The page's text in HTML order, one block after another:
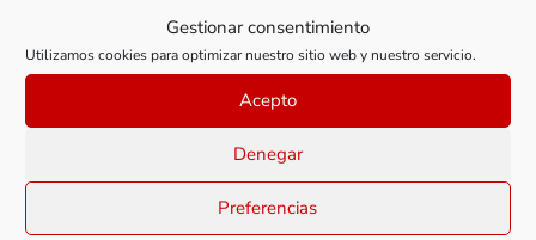
Gestionar consentimiento
Utilizamos cookies para optimizar nuestro sitio web y nuestro servicio.
Acepto
Denegar
Preferencias
Clase 3: Prototipado rápido
Ver claseClase 3: Prototipado